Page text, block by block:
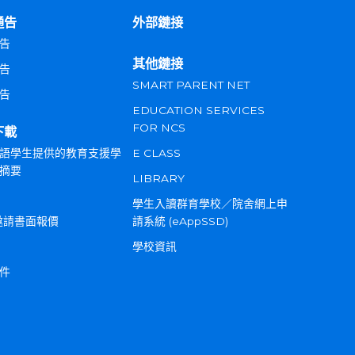
告
載
學生提供的教育支援學
要
書面報價
外部鏈接
其他鏈接
SMART PARENT NET
EDUCATION SERVICES
FOR NCS
E CLASS
LIBRARY
學生入讀群育學校／院舍網上申
請系統 (eAppSSD)
學校資訊